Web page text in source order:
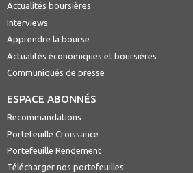
Actualités boursières
Interviews
Apprendre la bourse
Actualités économiques et boursières
Communiqués de presse
ESPACE ABONNÉS
Recommandations
Portefeuille Croissance
Portefeuille Rendement
Télécharger nos portefeuilles